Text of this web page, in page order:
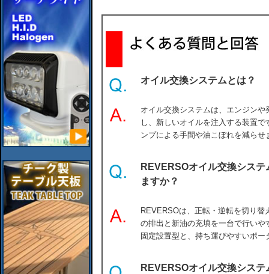
オイル交換システムとは？
オイル交換システムは、エンジン
し、新しいオイルを注入する装置
ンプによる手間や油こぼれを減らせ
REVERSOオイル交換シス
ますか？
REVERSOは、正転・逆転を切り
の排出と新油の充填を一台で行い
固定設置型と、持ち運びやすいポー
REVERSOオイル交換システ